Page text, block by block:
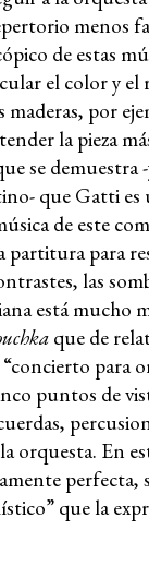
menos
de estas
el color y el
por
la pieza
se demuestra
que Gatti es
de este
partitura para
las
está mucho
que de
para
puntos de
orquesta. En
perfecta,
que la